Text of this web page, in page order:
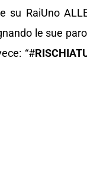
su RaiUno
le sue
“#